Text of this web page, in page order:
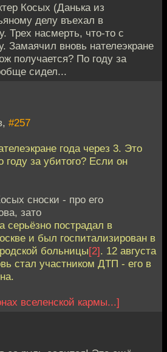
Косых (Данька из
делу въехал в
Трех насмерть, что-то с
Замаячил вновь нателеэкране
получается? По году за
сидел...
#257
года через 3. Это
году за убитого? Если он
сноски - про его
зато
серьёзно пострадал в
и был госпитализирован в
больницы[2]. 12 августа
стал участником ДТП - его в
вселенской кармы...]